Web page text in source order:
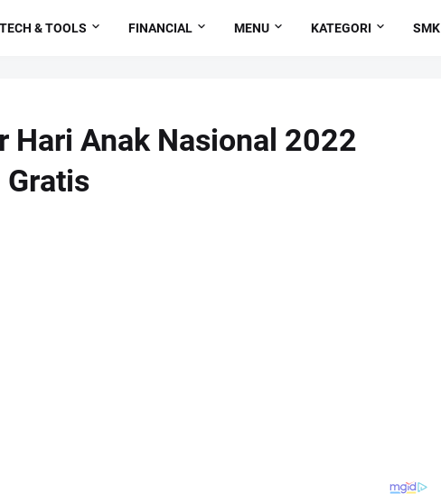
TECH & TOOLS FINANCIAL MENU KATEGORI SMK
Hari Anak Nasional 2022
Gratis